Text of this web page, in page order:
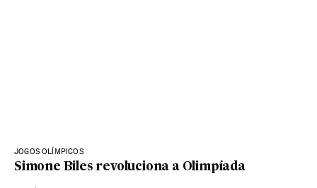
JOGOS OLÍMPICOS
Simone Biles revoluciona a Olimpíada